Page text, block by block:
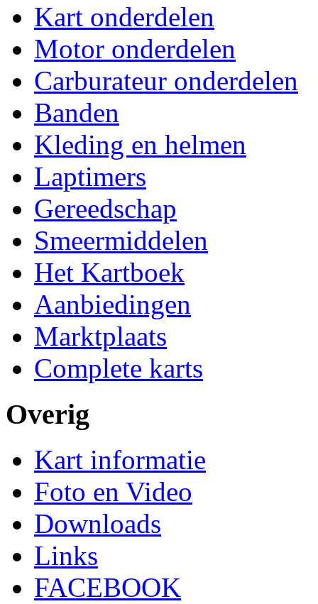
Kart onderdelen
Motor onderdelen
Carburateur onderdelen
Banden
Kleding en helmen
Laptimers
Gereedschap
Smeermiddelen
Het Kartboek
Aanbiedingen
Marktplaats
Complete karts
Overig
Kart informatie
Foto en Video
Downloads
Links
FACEBOOK